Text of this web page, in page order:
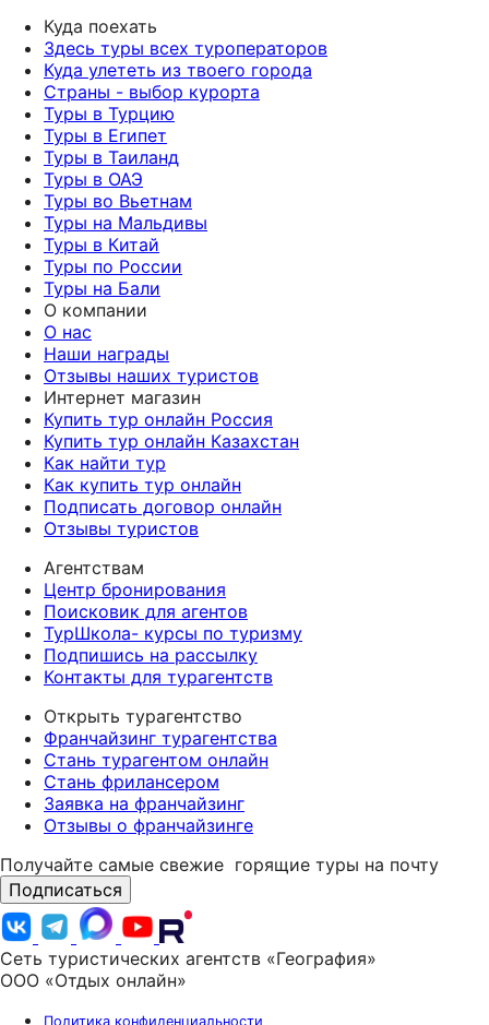
Куда поехать
Здесь туры всех туроператоров
Куда улететь из твоего города
Страны - выбор курорта
Туры в Турцию
Туры в Египет
Туры в Таиланд
Туры в ОАЭ
Туры во Вьетнам
Туры на Мальдивы
Туры в Китай
Туры по России
Туры на Бали
О компании
О нас
Наши награды
Отзывы наших туристов
Интернет магазин
Купить тур онлайн Россия
Купить тур онлайн Казахстан
Как найти тур
Как купить тур онлайн
Подписать договор онлайн
Отзывы туристов
Агентствам
Центр бронирования
Поисковик для агентов
ТурШкола- курсы по туризму
Подпишись на рассылку
Контакты для турагентств
Открыть турагентство
Франчайзинг турагентства
Стань турагентом онлайн
Стань фрилансером
Заявка на франчайзинг
Отзывы о франчайзинге
Получайте самые свежие горящие туры на почту
Подписаться
Сеть туристических агентств «География»
ООО «Отдых онлайн»
Политика конфиденциальности